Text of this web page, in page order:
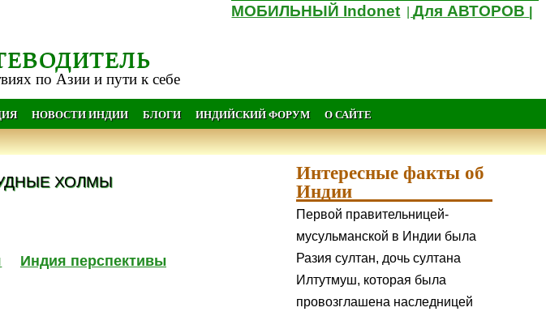
МОБИЛЬНЫЙ Indonet |Для АВТОРОВ
по Азии и пути к себе
НОВОСТИ ИНДИИ БЛОГИ ИНДИЙСКИЙ ФОРУМ О САЙТЕ
ХОЛМЫ
Индия перспективы
Интересные факты об
Индии
Первой правительницей-
мусульманской в Индии была
Разия султан, дочь султана
Илтутмуш, которая была
провозглашена наследницей